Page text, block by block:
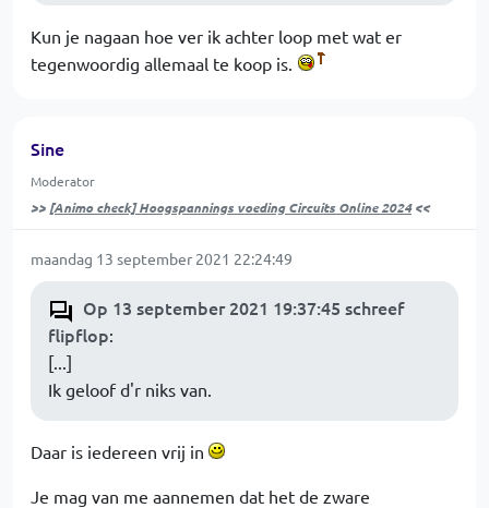
Kun je nagaan hoe ver ik achter loop met wat er
tegenwoordig allemaal te koop is.
Sine
Moderator
>> [Animo check] Hoogspannings voeding Circuits Online 2024<<
maandag 13 september 2021 22:24:49
Op 13 september 2021 19:37:45 schreef
flipflop:
[...]
Ik geloof d'r niks van.
Daar is iedereen vrij in
Je mag van me aannemen dat het de zware